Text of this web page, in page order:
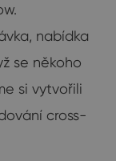
nabídka
se někoho
si vytvořili
cross-